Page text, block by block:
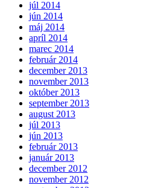
júl 2014
jún 2014
máj 2014
apríl 2014
marec 2014
február 2014
december 2013
november 2013
október 2013
september 2013
august 2013
júl 2013
jún 2013
február 2013
január 2013
december 2012
november 2012